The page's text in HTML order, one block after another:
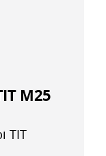
M25
TIT